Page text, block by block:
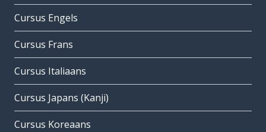
Cursus Engels
Cursus Frans
Cursus Italiaans
Cursus Japans (Kanji)
Cursus Koreaans